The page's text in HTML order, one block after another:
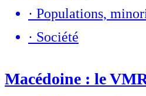
· Populations,
· Société
Macédoine : le